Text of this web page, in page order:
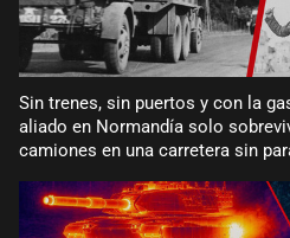
Sin trenes, sin puertos y con la
aliado en Normandía solo
camiones en una carretera sin